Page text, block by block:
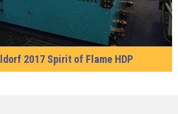
2017 Spirit of Flame HDP